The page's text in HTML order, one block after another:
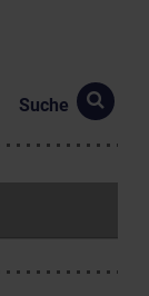
Suche